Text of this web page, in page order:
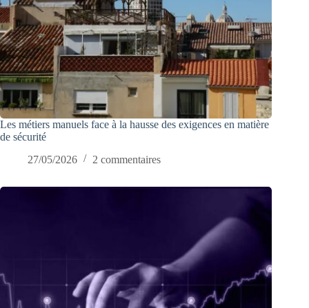
Les métiers manuels face à la hausse des exigences en matière
de sécurité
27/05/2026
2 commentaires